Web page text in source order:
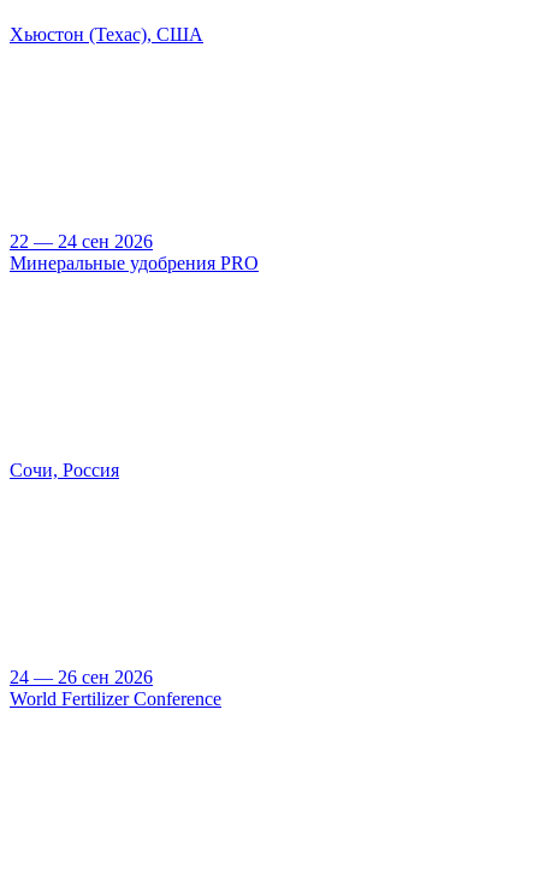
Хьюстон (Техас), США
22 — 24 сен 2026
Минеральные удобрения PRO
Сочи, Россия
24 — 26 сен 2026
World Fertilizer Conference